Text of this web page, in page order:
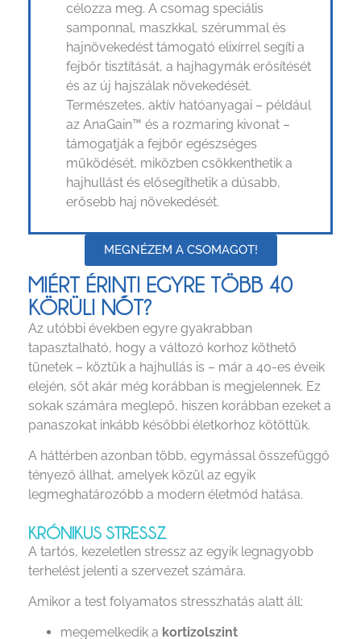
célozza meg. A csomag speciális
samponnal, maszkkal, szérummal és
hajnövekedést támogató elixírrel segíti a
fejbőr tisztítását, a hajhagymák erősítését
és az új hajszálak növekedését.
Természetes, aktív hatóanyagai – például
az AnaGain™ és a rozmaring kivonat –
támogatják a fejbőr egészséges
működését, miközben csökkenthetik a
hajhullást és elősegíthetik a dúsabb,
erősebb haj növekedését.
MEGNÉZEM A CSOMAGOT!
MIÉRT ÉRINTI EGYRE TÖBB 40
KÖRÜLI NŐT?
Az utóbbi években egyre gyakrabban
tapasztalható, hogy a változó korhoz köthető
tünetek – köztük a hajhullás is – már a 40-es éveik
elején, sőt akár még korábban is megjelennek. Ez
sokak számára meglepő, hiszen korábban ezeket a
panaszokat inkább későbbi életkorhoz kötöttük.
A háttérben azonban több, egymással összefüggő
tényező állhat, amelyek közül az egyik
legmeghatározóbb a modern életmód hatása.
KRÓNIKUS STRESSZ
A tartós, kezeletlen stressz az egyik legnagyobb
terhelést jelenti a szervezet számára.
Amikor a test folyamatos stresszhatás alatt áll:
megemelkedik a kortizolszint